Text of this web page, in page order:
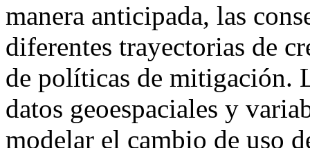
manera anticipada, las
diferentes trayectorias de
de políticas de mitigación.
datos geoespaciales y
modelar el cambio de uso